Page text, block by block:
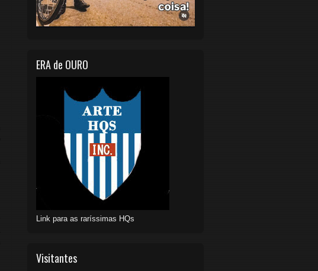
ERA de OURO
Link para as raríssimas HQs
Visitantes